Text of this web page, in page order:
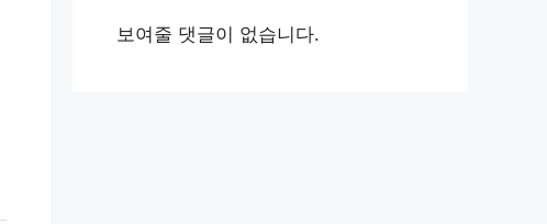
보여줄 댓글이 없습니다.